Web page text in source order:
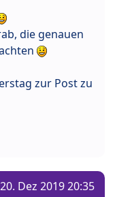
die genauen
zur Post zu
20. Dez 2019 20:35